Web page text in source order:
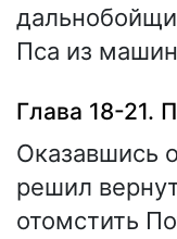
Пса из
Глава 18-21.
Оказавшись
решил
отомстить